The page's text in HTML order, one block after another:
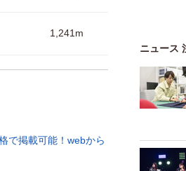
1,241m
ニュース